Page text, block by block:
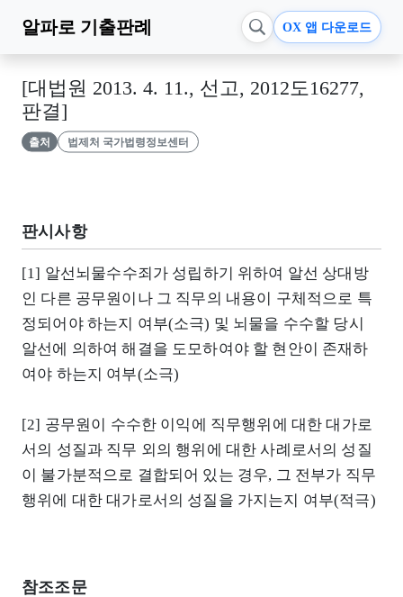
알파로 기출판례 OX 앱 다운로드
[대법원 2013. 4. 11., 선고, 2012도16277,
판결]
출처 법제처 국가법령정보센터
판시사항
[1] 알선뇌물수수죄가 성립하기 위하여 알선 상대방
인 다른 공무원이나 그 직무의 내용이 구체적으로 특
정되어야 하는지 여부(소극) 및 뇌물을 수수할 당시
알선에 의하여 해결을 도모하여야 할 현안이 존재하
여야 하는지 여부(소극)
[2] 공무원이 수수한 이익에 직무행위에 대한 대가로
서의 성질과 직무 외의 행위에 대한 사례로서의 성질
이 불가분적으로 결합되어 있는 경우, 그 전부가 직무
행위에 대한 대가로서의 성질을 가지는지 여부(적극)
참조조문